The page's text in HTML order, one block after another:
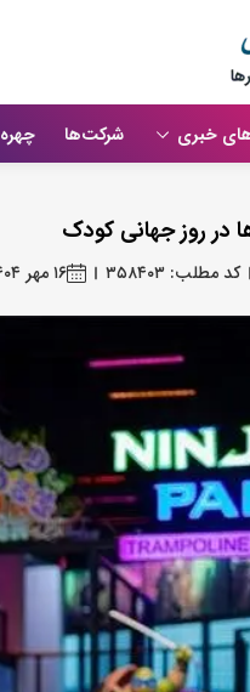
خبری شرکت‌ها
در روز جهانی کودک
کد مطلب: ۳۵۸۴۰۳ ۱۶ مهر ۱۴۰۴